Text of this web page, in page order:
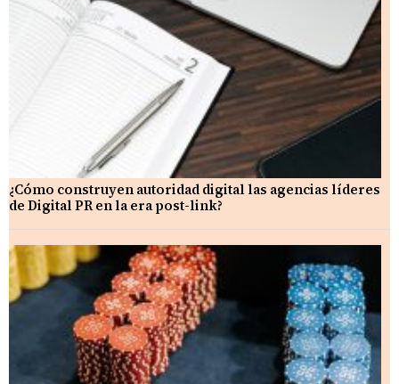
¿Cómo construyen autoridad digital las agencias líderes
de Digital PR en la era post-link?